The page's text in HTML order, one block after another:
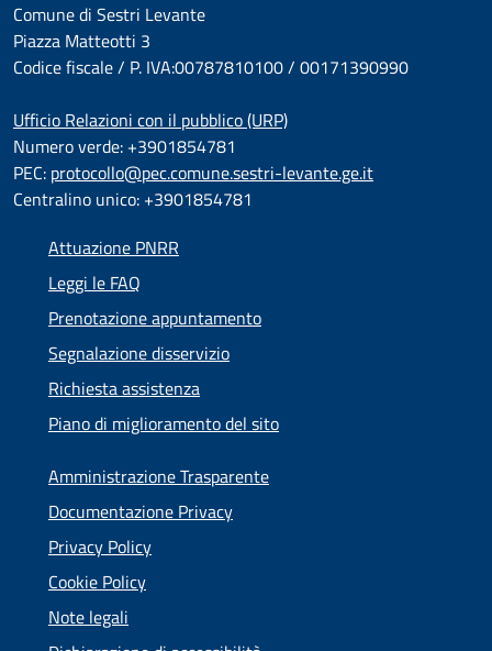
Comune di Sestri Levante
Piazza Matteotti 3
Codice fiscale / P. IVA:00787810100 / 00171390990
Ufficio Relazioni con il pubblico (URP)
Numero verde: +3901854781
PEC: protocollo@pec.comune.sestri-levante.ge.it
Centralino unico: +3901854781
Attuazione PNRR
Leggi le FAQ
Prenotazione appuntamento
Segnalazione disservizio
Richiesta assistenza
Piano di miglioramento del sito
Amministrazione Trasparente
Documentazione Privacy
Privacy Policy
Cookie Policy
Note legali